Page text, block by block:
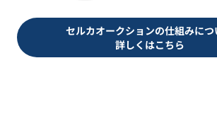
セルカオークションの仕組みにつ
詳しくはこちら